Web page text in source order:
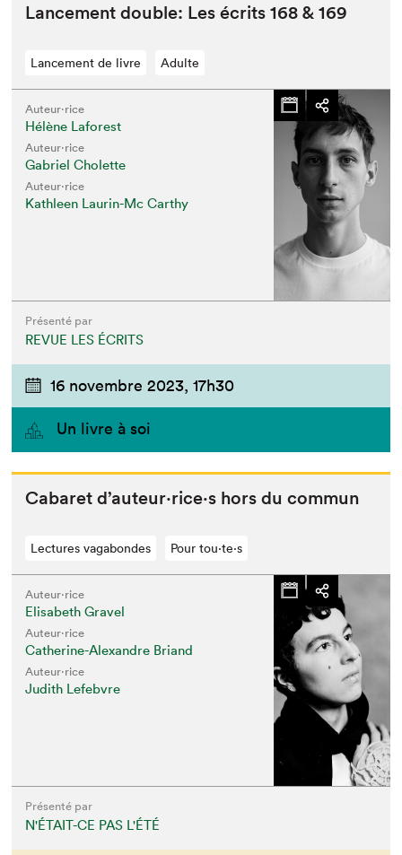
Lance­ment dou­ble: Les écrits168 & 169
Lancement de livre Adulte
Auteur·rice
Hélène Laforest
Auteur·rice
Gabriel Cholette
Auteur·rice
Kathleen Laurin-Mc Carthy
Présenté par
REVUE LES ÉCRITS
16 novembre 2023, 17h30
Un livre à soi
Cabaret d’auteur·rice·s hors du commun
Lectures vagabondes Pour tou⋅te⋅s
Auteur·rice
Elisabeth Gravel
Auteur·rice
Catherine-Alexandre Briand
Auteur·rice
Judith Lefebvre
Présenté par
N'ÉTAIT-CE PAS L'ÉTÉ